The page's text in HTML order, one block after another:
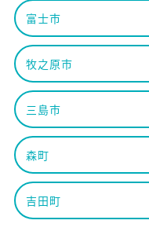
富士市
牧之原市
三島市
森町
吉田町